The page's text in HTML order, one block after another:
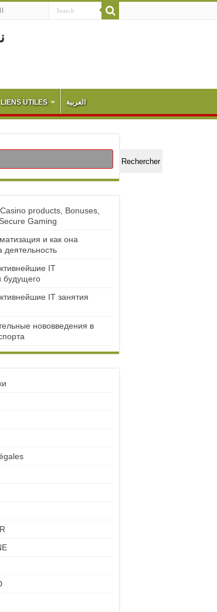
LIENS UTILES العربية
Rechercher
products, Bonuses,
Gaming
и как она
деятельность
IT
будущего
IT занятия
нововведения в